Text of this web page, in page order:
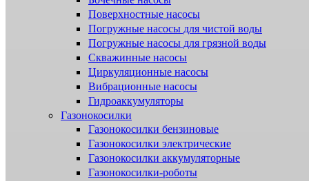
Поверхностные насосы
Погружные насосы для чистой воды
Погружные насосы для грязной воды
Скважинные насосы
Циркуляционные насосы
Вибрационные насосы
Гидроаккумуляторы
Газонокосилки
Газонокосилки бензиновые
Газонокосилки электрические
Газонокосилки аккумуляторные
Газонокосилки-роботы